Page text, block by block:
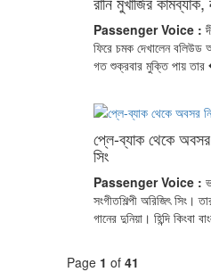
Passenger Voice :
ফিরে চমক দেখালেন বলিউড
গত শুক্রবার মুক্তি পায়
প্লে-ব্যাক থেকে অবসর
সিং
Passenger Voice :
সংগীতশিল্পী অরিজিৎ সিং।
গানের দুনিয়া। হিন্দি কিংবা
Page 1 of 41